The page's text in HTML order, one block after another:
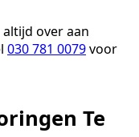
over aan
030 781 0079voor
Te